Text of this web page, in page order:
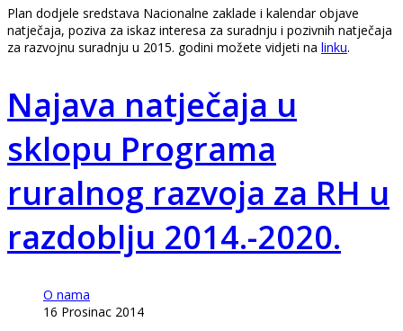
Plan dodjele sredstava Nacionalne zaklade i kalendar objave
natječaja, poziva za iskaz interesa za suradnju i pozivnih natječaja
za razvojnu suradnju u 2015. godini možete vidjeti na linku.
Najava natječaja u
sklopu Programa
ruralnog razvoja za RH u
razdoblju 2014.-2020.
O nama
16 Prosinac 2014